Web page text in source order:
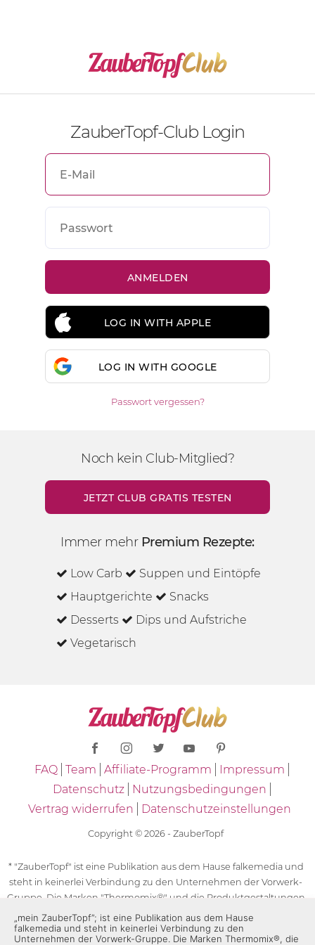
ZauberTopf-Club Login
LOG IN WITH APPLE
LOG IN WITH GOOGLE
Passwort vergessen?
Noch kein Club-Mitglied?
JETZT CLUB GRATIS TESTEN
Immer mehr Premium Rezepte:
Low Carb
Suppen und Eintöpfe
Hauptgerichte
Snacks
Desserts
Dips und Aufstriche
Vegetarisch
FAQ Team Affiliate-Programm
Impressum
Datenschutz
Nutzungsbedingungen
Vertrag widerrufen
Datenschutzeinstellungen
Copyright © 2026 - ZauberTopf
* "ZauberTopf" ist eine Publikation aus dem Hause falkemedia und
steht in keinerlei Verbindung zu den Unternehmen der Vorwerk-
Gruppe. Die Marken "Thermomix®" und die Produktgestaltungen
des "Thermomix®" sind eingetragene Marken der Unternehmen
der Vorwerk-Gruppe. Die Marken Thermomix®, die Zeichen TM5®,
„mein ZauberTopf”; ist eine Publikation aus dem Hause
falkemedia und steht in keinerlei Verbindung zu den
Unternehmen der Vorwerk-Gruppe. Die Marken Thermomix®, die